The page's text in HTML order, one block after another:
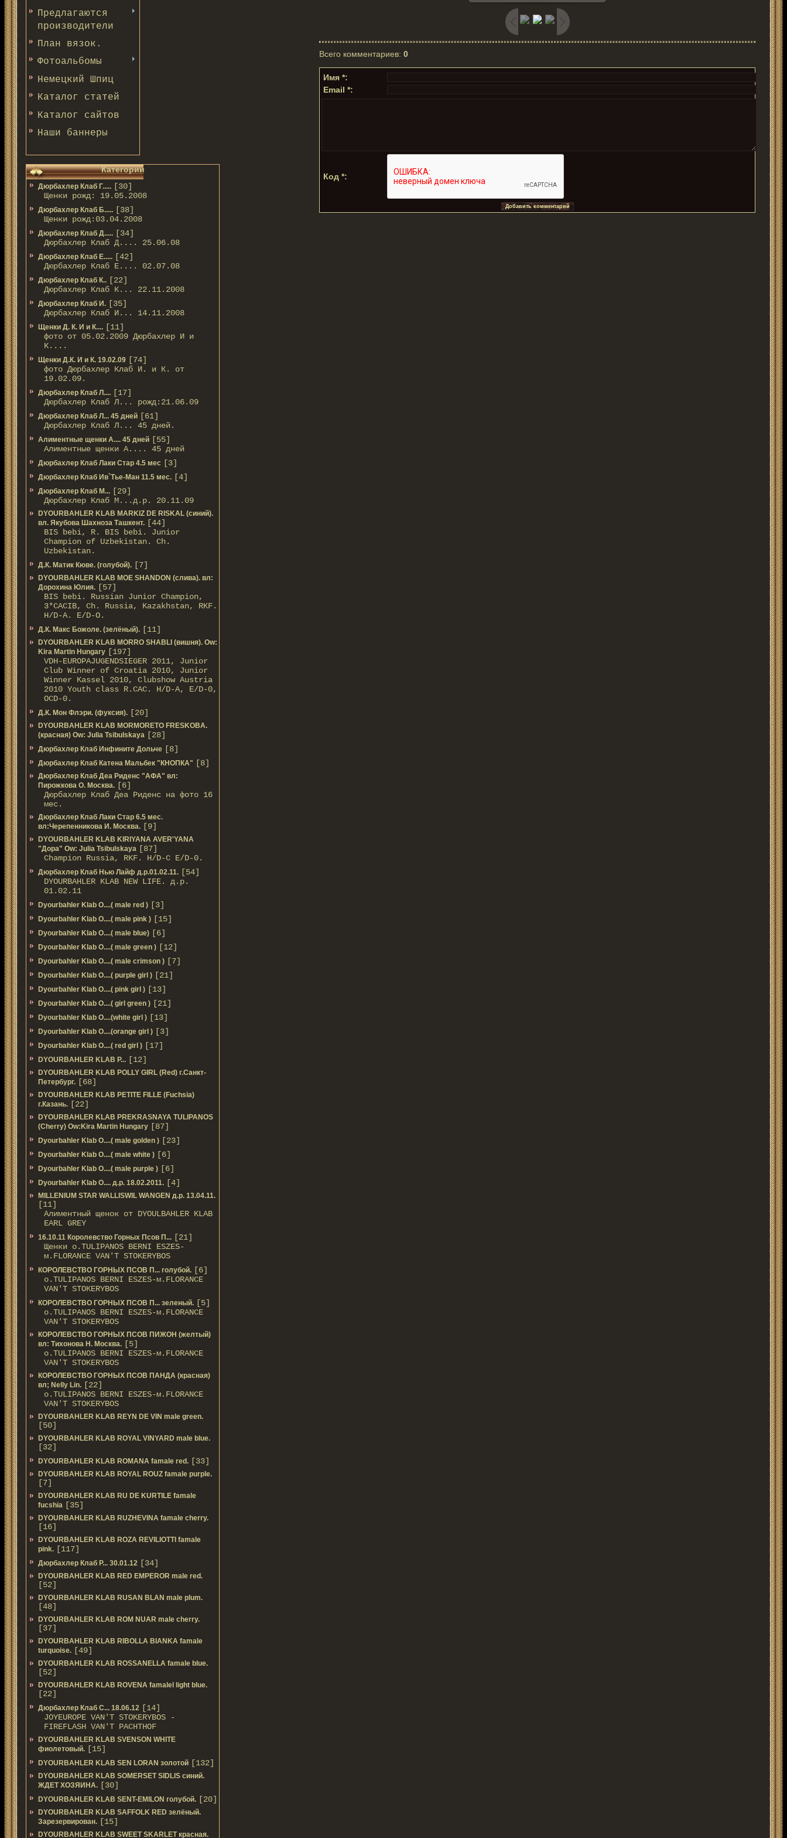
Предлагаются
производители
План вязок.
Фотоальбомы
Немецкий Шпиц
Каталог статей
Каталог сайтов
Наши баннеры
Категории
Дюрбахлер Клаб Г..... [30]
Щенки рожд: 19.05.2008
Дюрбахлер Клаб Б..... [38]
Щенки рожд:03.04.2008
Дюрбахлер Клаб Д..... [34]
Дюрбахлер Клаб Д.... 25.06.08
Дюрбахлер Клаб Е..... [42]
Дюрбахлер Клаб Е.... 02.07.08
Дюрбахлер Клаб К.. [22]
Дюрбахлер Клаб К... 22.11.2008
Дюрбахлер Клаб И. [35]
Дюрбахлер Клаб И... 14.11.2008
Щенки Д. К. И и К.... [11]
фото от 05.02.2009 Дюрбахлер И и
К....
Щенки Д.К. И и К. 19.02.09 [74]
фото Дюрбахлер Клаб И. и К. от
19.02.09.
Дюрбахлер Клаб Л.... [17]
Дюрбахлер Клаб Л... рожд:21.06.09
Дюрбахлер Клаб Л... 45 дней [61]
Дюрбахлер Клаб Л... 45 дней.
Алиментные щенки А.... 45 дней [55]
Алиментные щенки А.... 45 дней
Дюрбахлер Клаб Лаки Стар 4.5 мес [3]
Дюрбахлер Клаб Ив`Тье-Ман 11.5 мес. [4]
Дюрбахлер Клаб М... [29]
Дюрбахлер Клаб М...д.р. 20.11.09
DYOURBAHLER KLAB MARKIZ DE RISKAL (синий).
вл. Якубова Шахноза Ташкент. [44]
BIS bebi, R. BIS bebi. Junior
Champion of Uzbekistan. Ch.
Uzbekistan.
Д.К. Матик Кюве. (голубой). [7]
DYOURBAHLER KLAB MOE SHANDON (слива). вл:
Дорохина Юлия. [57]
BIS bebi. Russian Junior Champion,
3*САСIB, Ch. Russia, Kazakhstan, RKF.
Н/D-A. E/D-O.
Д.К. Макс Божоле. (зелёный). [11]
DYOURBAHLER KLAB MORRO SHABLI (вишня). Ow:
Kira Martin Hungary [197]
VDH-EUROPAJUGENDSIEGER 2011, Junior
Club Winner of Croatia 2010, Junior
Winner Kassel 2010, Clubshow Austria
2010 Youth class R.CAC. Н/D-A, E/D-0,
OCD-0.
Д.К. Мон Флэри. (фуксия). [20]
DYOURBAHLER KLAB MORMORETO FRESKOBA.
(красная) Ow: Julia Tsibulskaya [28]
Дюрбахлер Клаб Инфините Дольче [8]
Дюрбахлер Клаб Катена Мальбек "КНОПКА" [8]
Дюрбахлер Клаб Деа Риденс "АФА" вл:
Пирожкова О. Москва. [6]
Дюрбахлер Клаб Деа Риденс на фото 16
мес.
Дюрбахлер Клаб Лаки Стар 6.5 мес.
вл:Черепенникова И. Москва. [9]
DYOURBAHLER KLAB KIRIYANA AVER'YANA
"Дора" Ow: Julia Tsibulskaya [87]
Champion Russia, RKF. H/D-С E/D-0.
Дюрбахлер Клаб Нью Лайф д.р.01.02.11. [54]
DYOURBAHLER KLAB NEW LIFE. д.р.
01.02.11
Dyourbahler Klab O....( male red ) [3]
Dyourbahler Klab O....( male pink ) [15]
Dyourbahler Klab O....( male blue) [6]
Dyourbahler Klab O....( male green ) [12]
Dyourbahler Klab O....( male crimson ) [7]
Dyourbahler Klab O....( purple girl ) [21]
Dyourbahler Klab O....( pink girl ) [13]
Dyourbahler Klab O....( girl green ) [21]
Dyourbahler Klab O....(white girl ) [13]
Dyourbahler Klab O....(orange girl ) [3]
Dyourbahler Klab O....( red girl ) [17]
DYOURBAHLER KLAB P... [12]
DYOURBAHLER KLAB POLLY GIRL (Red) г.Санкт-
Петербург. [68]
DYOURBAHLER KLAB PETITE FILLE (Fuchsia)
г.Казань. [22]
DYOURBAHLER KLAB PREKRASNAYA TULIPANOS
(Cherry) Ow:Kira Martin Hungary [87]
Dyourbahler Klab O....( male golden ) [23]
Dyourbahler Klab O....( male white ) [6]
Dyourbahler Klab O....( male purple ) [6]
Dyourbahler Klab O.... д.р. 18.02.2011. [4]
MILLENIUM STAR WALLISWIL WANGEN д.р. 13.04.11.
[11]
Алиментный щенок от DYOULBAHLER KLAB
EARL GREY
16.10.11 Королевство Горных Псов П... [21]
Щенки о.TULIPANOS BERNI ESZES-
м.FLORANCE VAN'T STOKERYBOS
КОРОЛЕВСТВО ГОРНЫХ ПСОВ П... голубой. [6]
о.TULIPANOS BERNI ESZES-м.FLORANCE
VAN'T STOKERYBOS
КОРОЛЕВСТВО ГОРНЫХ ПСОВ П... зеленый. [5]
о.TULIPANOS BERNI ESZES-м.FLORANCE
VAN'T STOKERYBOS
КОРОЛЕВСТВО ГОРНЫХ ПСОВ ПИЖОН (желтый)
вл: Тихонова Н. Москва. [5]
о.TULIPANOS BERNI ESZES-м.FLORANCE
VAN'T STOKERYBOS
КОРОЛЕВСТВО ГОРНЫХ ПСОВ ПАНДА (красная)
вл; Nelly Lin. [22]
о.TULIPANOS BERNI ESZES-м.FLORANCE
VAN'T STOKERYBOS
DYOURBAHLER KLAB REYN DE VIN male green.
[50]
DYOURBAHLER KLAB ROYAL VINYARD male blue.
[32]
DYOURBAHLER KLAB ROMANA famale red. [33]
DYOURBAHLER KLAB ROYAL ROUZ famale purple.
[7]
DYOURBAHLER KLAB RU DE KURTILE famale
fucshia [35]
DYOURBAHLER KLAB RUZHEVINA famale cherry.
[16]
DYOURBAHLER KLAB ROZA REVILIOTTI famale
pink. [117]
Дюрбахлер Клаб Р... 30.01.12 [34]
DYOURBAHLER KLAB RED EMPEROR male red.
[52]
DYOURBAHLER KLAB RUSAN BLAN male plum.
[48]
DYOURBAHLER KLAB ROM NUAR male cherry.
[37]
DYOURBAHLER KLAB RIBOLLA BIANKA famale
turquoise. [49]
DYOURBAHLER KLAB ROSSANELLA famale blue.
[52]
DYOURBAHLER KLAB ROVENA famalel light blue.
[22]
Дюрбахлер Клаб C... 18.06.12 [14]
JOYEUROPE VAN'T STOKERYBOS -
FIREFLASH VAN'T PACHTHOF
DYOURBAHLER KLAB SVENSON WHITE
фиолетовый. [15]
DYOURBAHLER KLAB SEN LORAN золотой [132]
DYOURBAHLER KLAB SOMERSET SIDLIS синий.
ЖДЕТ ХОЗЯИНА. [30]
DYOURBAHLER KLAB SENT-EMILON голубой. [20]
DYOURBAHLER KLAB SAFFOLK RED зелёный.
Зарезервирован. [15]
DYOURBAHLER KLAB SWEET SKARLET красная.
Всего комментариев: 0
Имя *:
Email *:
Код *: